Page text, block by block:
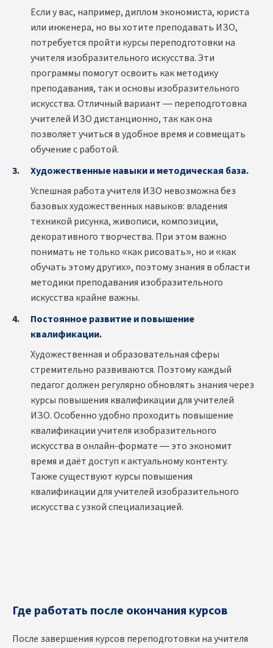
Если у вас, например, диплом экономиста, юриста
или инженера, но вы хотите преподавать ИЗО,
потребуется пройти курсы переподготовки на
учителя изобразительного искусства. Эти
программы помогут освоить как методику
преподавания, так и основы изобразительного
искусства. Отличный вариант — переподготовка
учителей ИЗО дистанционно, так как она
позволяет учиться в удобное время и совмещать
обучение с работой.
Художественные навыки и методическая база.
Успешная работа учителя ИЗО невозможна без
базовых художественных навыков: владения
техникой рисунка, живописи, композиции,
декоративного творчества. При этом важно
понимать не только «как рисовать», но и «как
обучать этому других», поэтому знания в области
методики преподавания изобразительного
искусства крайне важны.
Постоянное развитие и повышение
квалификации.
Художественная и образовательная сферы
стремительно развиваются. Поэтому каждый
педагог должен регулярно обновлять знания через
курсы повышения квалификации для учителей
ИЗО. Особенно удобно проходить повышение
квалификации учителя изобразительного
искусства в онлайн-формате — это экономит
время и даёт доступ к актуальному контенту.
Также существуют курсы повышения
квалификации для учителей изобразительного
искусства с узкой специализацией.
Где работать после окончания курсов
После завершения курсов переподготовки на учителя